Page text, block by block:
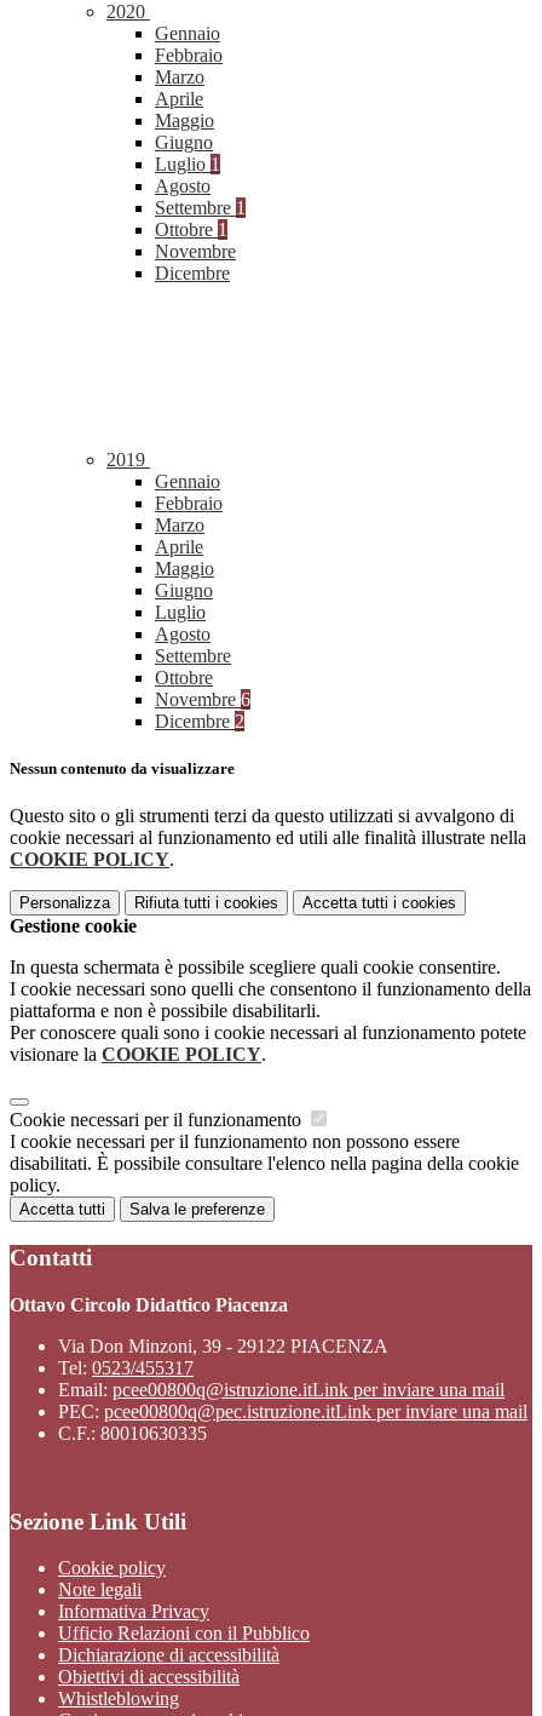
2020
Gennaio
Febbraio
Marzo
Aprile
Maggio
Giugno
Luglio 1
Agosto
Settembre 1
Ottobre 1
Novembre
Dicembre
2019
Gennaio
Febbraio
Marzo
Aprile
Maggio
Giugno
Luglio
Agosto
Settembre
Ottobre
Novembre 6
Dicembre 2
Nessun contenuto da visualizzare
Questo sito o gli strumenti terzi da questo utilizzati si avvalgono di
cookie necessari al funzionamento ed utili alle finalità illustrate nella
COOKIE POLICY.
Personalizza Rifiuta tutti i cookies Accetta tutti i cookies
Gestione cookie
In questa schermata è possibile scegliere quali cookie consentire.
I cookie necessari sono quelli che consentono il funzionamento della
piattaforma e non è possibile disabilitarli.
Per conoscere quali sono i cookie necessari al funzionamento potete
visionare la COOKIE POLICY.
Cookie necessari per il funzionamento
I cookie necessari per il funzionamento non possono essere
disabilitati. È possibile consultare l'elenco nella pagina della cookie
policy.
Accetta tutti Salva le preferenze
Contatti
Ottavo Circolo Didattico Piacenza
Via Don Minzoni, 39 - 29122 PIACENZA
Tel: 0523/455317
Email: pcee00800q@istruzione.itLink per inviare una mail
PEC: pcee00800q@pec.istruzione.itLink per inviare una mail
C.F.: 80010630335
Sezione Link Utili
Cookie policy
Note legali
Informativa Privacy
Ufficio Relazioni con il Pubblico
Dichiarazione di accessibilità
Obiettivi di accessibilità
Whistleblowing